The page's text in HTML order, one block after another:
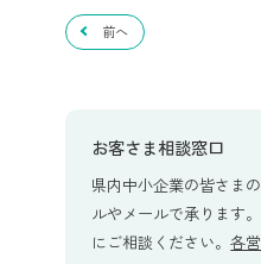
前へ
お客さま相談窓口
県内中小企業の皆さま
ルやメールで承ります
にご相談ください。各